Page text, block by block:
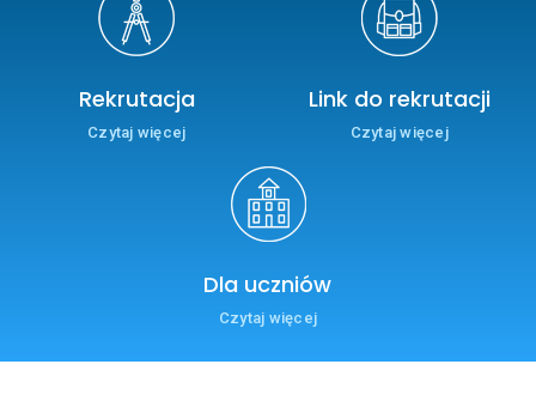
Rekrutacja
Czytaj więcej
Link do rekrutacji
Czytaj więcej
Dla uczniów
Czytaj więcej